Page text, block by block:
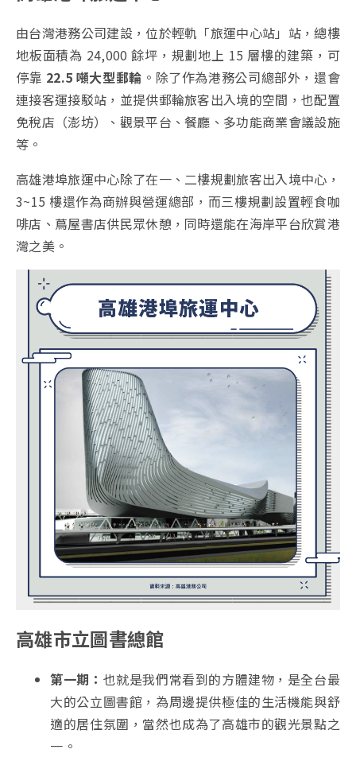
由台灣港務公司建設，位於輕軌「旅運中心站」站，總樓
地板面積為 24,000 餘坪，規劃地上 15 層樓的建築，可
停靠 22.5 噸大型郵輪 。除了作為港務公司總部外，還會
連接客運接駁站，並提供郵輪旅客出入境的空間，也配置
免稅店（澎坊）、觀景平台、餐廳、多功能商業會議設施
等。
高雄港埠旅運中心除了在一、二樓規劃旅客出入境中心，
3~15 樓還作為商辦與營運總部，而三樓規劃設置輕食咖
啡店、蔦屋書店供民眾休憩，同時還能在海岸平台欣賞港
灣之美。
高雄市立圖書總館
第一期： 也就是我們常看到的方體建物，是全台最
大的公立圖書館，為周邊提供極佳的生活機能與舒
適的居住氛圍，當然也成為了高雄市的觀光景點之
一。